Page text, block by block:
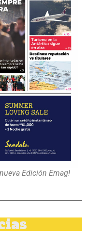
Edición Emag!